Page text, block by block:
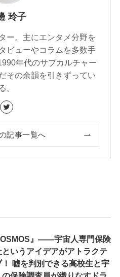
玲子
ー。主にエンタメ分野を
ビューやコラムを多数手
年代のサブカルチャー
その余韻を引きずってい
る。
記事一覧へ
』――宇宙人専門保険
というアイデアがアトラクテ
！ 嘘を判別できる高校生と宇